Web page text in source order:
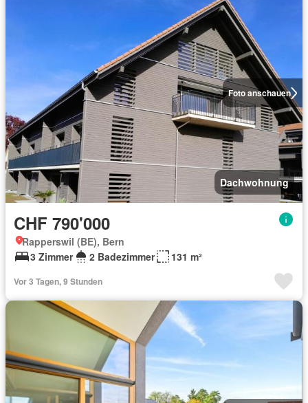
Foto anschauen
Dachwohnung
CHF 790'000
Rapperswil (BE), Bern
3 Zimmer
2 Badezimmer 131 m²
Vor 3 Tagen, 9 Stunden